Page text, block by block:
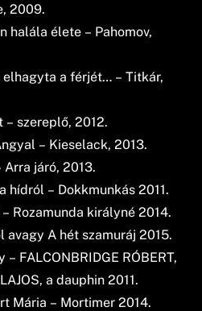
2009.
halála élete – Pahomov,
a férjét… – Titkár,
– szereplő, 2012.
– Kieselack, 2013.
járó, 2013.
hídról – Dokkmunkás 2011.
Rozamunda királyné 2014.
avagy A hét szamuráj 2015.
FALCONBRIDGE RÓBERT,
a dauphin 2011.
Mária – Mortimer 2014.